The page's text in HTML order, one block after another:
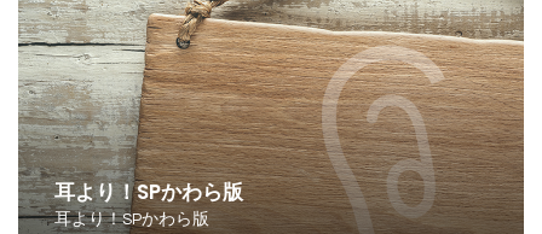
耳より！SPかわら版
耳より！SPかわら版